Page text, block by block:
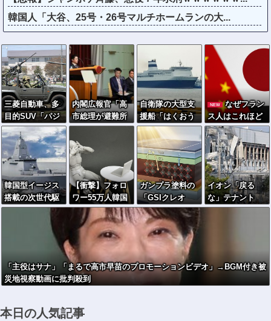
韓国人「大谷、25号・26号マルチホームランの大...
三菱自動車、多
目的SUV「パジ
ェロ」の中型
版・小型版も発
売へ…復活シリ
ーズの本命に！
内閣広報官「高
市総理が避難所
を３分しか視察
しなかったなん
てデマ！50分い
たぞ????」 →
しかし事実上の
視察は数分で正
解
自衛隊の大型支
援船「はくおう
Ⅱ」が八代港に
到着…入浴や休
憩、医療拠点と
して稼働！
NEW
なぜフラン
ス人はこれほど
日本が好きなの
か？中国ネット
「中国を除い
て、日本が嫌い
な国なんてな
い」
韓国型イージス
搭載の次世代駆
逐艦「KDDX」1
番艦…2032年竣
【衝撃】フォロ
ワー55万人韓国
籍インフルエン
サー、ベントレ
ー事故で“偽セレ
ブ生活”発覚ｗｗ
ｗｗｗｗ
ガンプラ塗料の
「GSIクレオ
ス」が挑む次世
代太陽電池…ペ
ロブスカイトの
対抗馬か！
イオン「戻る
な」テナント
「戻れ」…食い
「主役はサナ」「まるで高市早苗のプロモーションビデオ」→BGM付き被
災地視察動画に批判殺到
本日の人気記事